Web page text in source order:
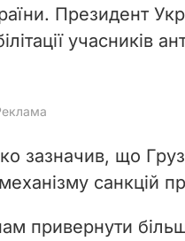
Президент
учасників
зазначив, що
санкцій
привернути